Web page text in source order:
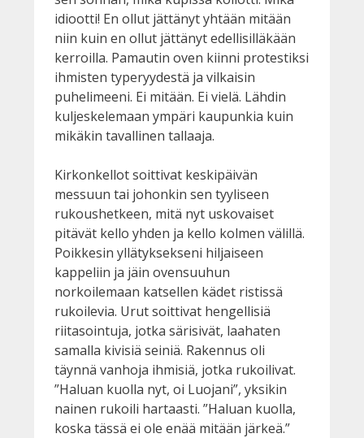
idiootti! En ollut jättänyt yhtään mitään
niin kuin en ollut jättänyt edellisilläkään
kerroilla. Pamautin oven kiinni protestiksi
ihmisten typeryydestä ja vilkaisin
puhelimeeni. Ei mitään. Ei vielä. Lähdin
kuljeskelemaan ympäri kaupunkia kuin
mikäkin tavallinen tallaaja.
Kirkonkellot soittivat keskipäivän
messuun tai johonkin sen tyyliseen
rukoushetkeen, mitä nyt uskovaiset
pitävät kello yhden ja kello kolmen välillä.
Poikkesin yllätyksekseni hiljaiseen
kappeliin ja jäin ovensuuhun
norkoilemaan katsellen kädet ristissä
rukoilevia. Urut soittivat hengellisiä
riitasointuja, jotka särisivät, laahaten
samalla kivisiä seiniä. Rakennus oli
täynnä vanhoja ihmisiä, jotka rukoilivat.
”Haluan kuolla nyt, oi Luojani”, yksikin
nainen rukoili hartaasti. ”Haluan kuolla,
koska tässä ei ole enää mitään järkeä.”